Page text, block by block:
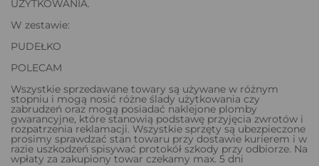
UŻYTKOWANIA.
W zestawie:
PUDEŁKO
POLECAM
Wszystkie sprzedawane towary są używane w różnym
stopniu i mogą nosić różne ślady użytkowania czy
zabrudzeń oraz mogą posiadać naklejone plomby
gwarancyjne, które stanowią podstawę przyjęcia zwrotów i
rozpatrzenia reklamacji. Wszystkie sprzęty są ubezpieczone
prosimy sprawdzać stan towaru przy dostawie kurierem i w
razie uszkodzeń spisywać protokół szkody przy odbiorze. Na
wpłaty za zakupiony towar czekamy max. 5 dni